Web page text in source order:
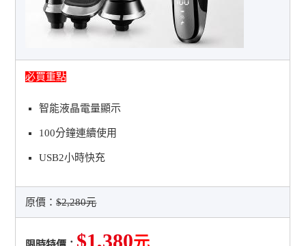
必買重點
智能液晶電量顯示
100分鐘連續使用
USB2小時快充
原價：$2,280元
$1,380元